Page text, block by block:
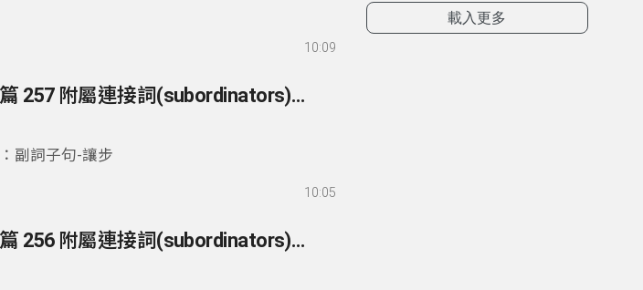
10:09
257- 英語你我他-文法篇 257 附屬連接詞(subordinators)：副詞子句-讓步
副詞子句-讓步
10:05
256- 英語你我他-文法篇 256 附屬連接詞(subordinators)：副詞子句-結果2
載入更多